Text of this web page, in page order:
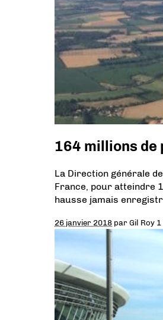
164 millions de
La Direction générale
France, pour atteindre
hausse jamais
26 janvier 2018 parGil Roy